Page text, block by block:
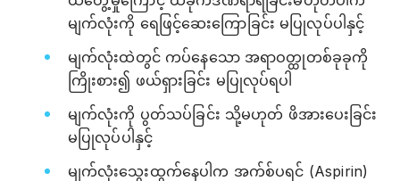
မျက်လုံးကို ရေဖြင့်ဆေးကြောခြင်း မပြုလုပ်ပါနှင့်
မျက်လုံးထဲတွင် ကပ်နေသော အရာဝတ္ထုတစ်ခုခုကို
ကြိုးစား၍ ဖယ်ရှားခြင်း မပြုလုပ်ရပါ
မျက်လုံးကို ပွတ်သပ်ခြင်း သို့မဟုတ် ဖိအားပေးခြင်း
မပြုလုပ်ပါနှင့်
မျက်လုံးသွေးထွက်နေပါက အက်စ်ပရင် (Aspirin)